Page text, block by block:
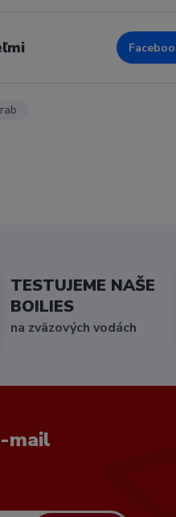
TESTUJEME NAŠE
BOILIES
na zväzových vodách
mail